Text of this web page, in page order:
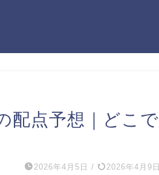
配点予想｜どこで
2026年4月5日 / 2026年4月9日